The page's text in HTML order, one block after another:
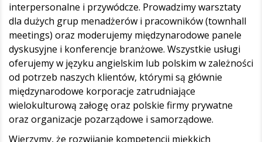
interpersonalne i przywódcze. Prowadzimy warsztaty
dla dużych grup menadżerów i pracowników (townhall
meetings) oraz moderujemy międzynarodowe panele
dyskusyjne i konferencje branżowe. Wszystkie usługi
oferujemy w języku angielskim lub polskim w zależności
od potrzeb naszych klientów, którymi są głównie
międzynarodowe korporacje zatrudniające
wielokulturową załogę oraz polskie firmy prywatne
oraz organizacje pozarządowe i samorządowe.
Wierzymy, że rozwijanie kompetencji miękkich